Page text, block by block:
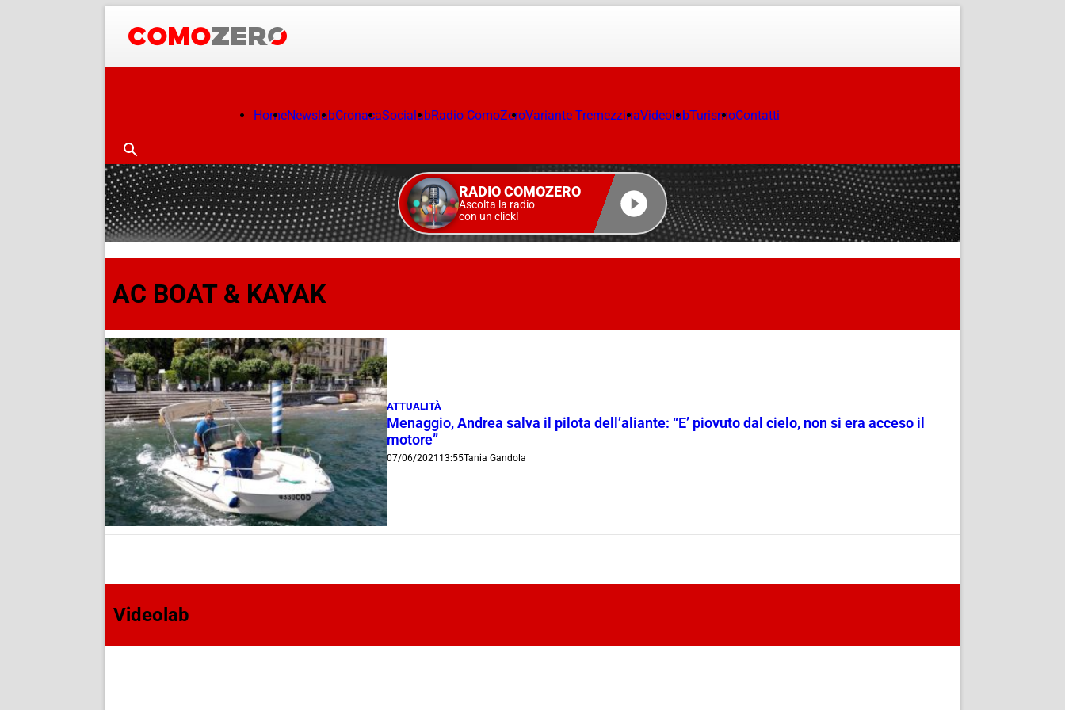
HomeNewslabCronacaSocialabRadio ComoZeroVariante TremezzinaVideolabTurismoContatti
RADIO COMOZERO
Ascolta la radio
con un click!
AC BOAT & KAYAK
ATTUALITÀ
Menaggio, Andrea salva il pilota dell’aliante: “E’ piovuto dal cielo, non si era acceso il
motore”
07/06/2021 13:55Tania Gandola
Videolab